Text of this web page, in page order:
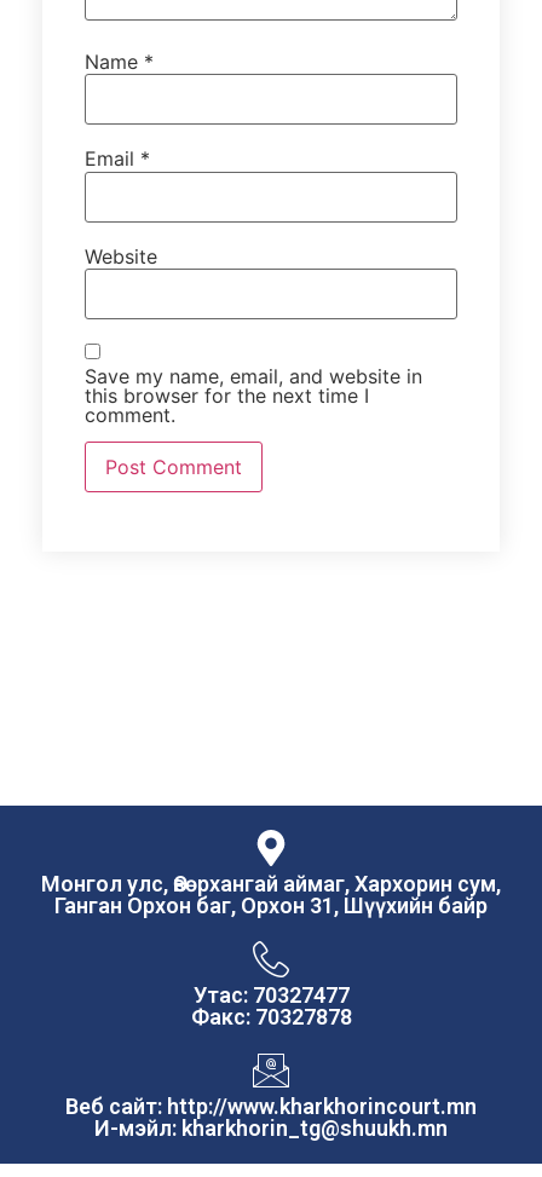
Name *
Email *
Website
Save my name, email, and website in
this browser for the next time I
comment.
Монгол улс, Өвөрхангай аймаг, Хархорин сум,
Ганган Орхон баг, Орхон 31, Шүүхийн байр
Утас: 70327477
Факс: 70327878
Веб сайт: http://www.kharkhorincourt.mn
И-мэйл: kharkhorin_tg@shuukh.mn